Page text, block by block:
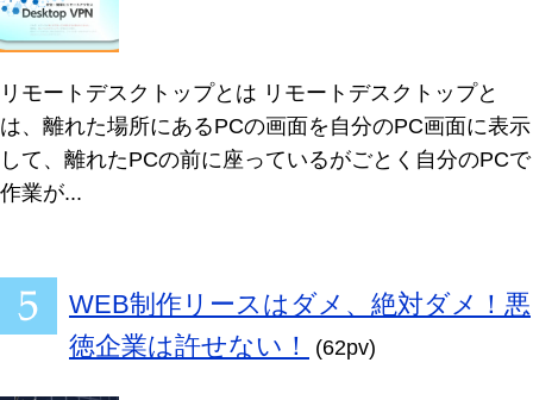
リモートデスクトップとは リモートデスクトップと
は、離れた場所にあるPCの画面を自分のPC画面に表示
して、離れたPCの前に座っているがごとく自分のPCで
作業が...
WEB制作リースはダメ、絶対ダメ！悪
徳企業は許せない！
(62pv)